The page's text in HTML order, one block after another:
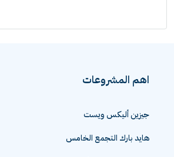
اهم المشروعات
جيزين أليكس ويست
هايد بارك التجمع الخامس